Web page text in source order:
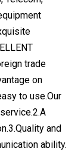
trade
on
to use.Our
and
ability.